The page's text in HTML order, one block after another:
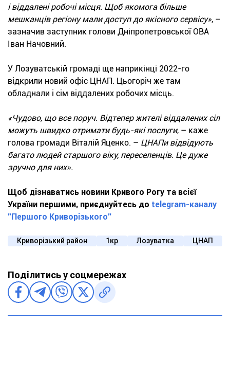
і віддалені робочі місця. Щоб якомога більше
мешканців регіону мали доступ до якісного сервісу», –
зазначив заступник голови Дніпропетровської ОВА
Іван Начовний.
У Лозуватській громаді ще наприкінці 2022-го
відкрили новий офіс ЦНАП. Цьогоріч же там
обладнали і сім віддалених робочих місць.
«Чудово, що все поруч. Відтепер жителі віддалених сіл
можуть швидко отримати будь-які послуги, – каже
голова громади Віталій Яценко. – ЦНАПи відвідують
багато людей старшого віку, переселенців. Це дуже
зручно для них».
Щоб дізнаватись новини Кривого Рогу та всієї
України першими, приєднуйтесь до telegram-каналу
"Першого Криворізького"
Криворізький район 1кр Лозуватка ЦНАП
Поділитись у соцмережах